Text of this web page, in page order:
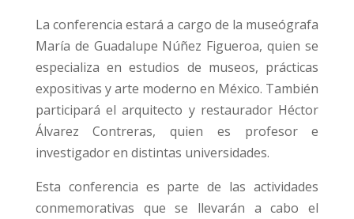
La conferencia estará a cargo de la museógrafa
María de Guadalupe Núñez Figueroa, quien se
especializa en estudios de museos, prácticas
expositivas y arte moderno en México. También
participará el arquitecto y restaurador Héctor
Álvarez Contreras, quien es profesor e
investigador en distintas universidades.
Esta conferencia es parte de las actividades
conmemorativas que se llevarán a cabo el